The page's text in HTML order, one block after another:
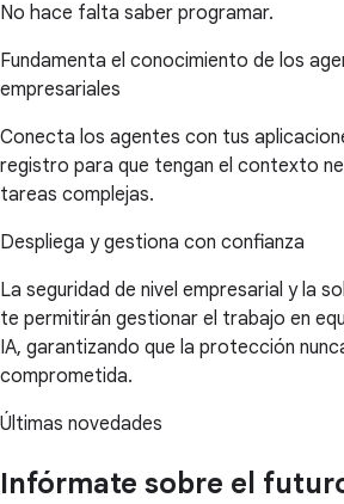
No hace falta saber programar.
Fundamenta el conocimiento de los
empresariales
Conecta los agentes con tus
registro para que tengan el contexto
tareas complejas.
Despliega y gestiona con confianza
La seguridad de nivel empresarial y la
te permitirán gestionar el trabajo en
IA, garantizando que la protección
comprometida.
Últimas novedades
Infórmate sobre el